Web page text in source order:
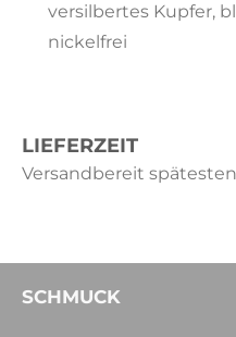
versilbertes Kupfer, b
nickelfrei
LIEFERZEIT
Versandbereit
SCHMUCK